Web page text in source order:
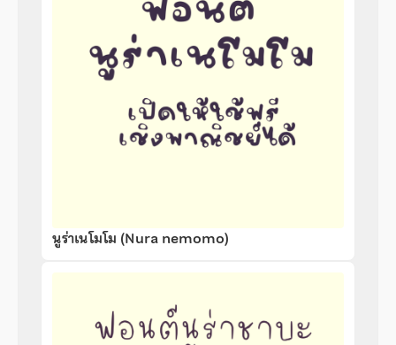
นูร่าเนโมโม (Nura nemomo)